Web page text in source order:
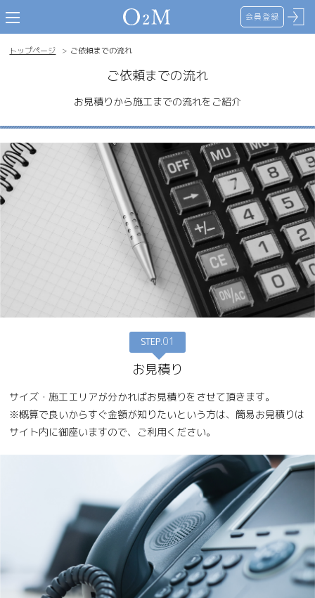
toggle navigation 会員登録
トップページ ご依頼までの流れ
ご依頼までの流れ
お見積りから施工までの流れをご紹介
STEP.01
お見積り
サイズ・施工エリアが分かればお見積りをさせて頂きます。
※概算で良いからすぐ金額が知りたいという方は、簡易お見積りは
サイト内に御座いますので、ご利用ください。